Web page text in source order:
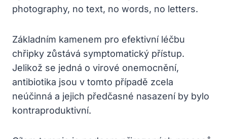
Základním kamenem pro efektivní léčbu
chřipky zůstává symptomatický přístup.
Jelikož se jedná o virové onemocnění,
antibiotika jsou v tomto případě zcela
neúčinná a jejich předčasné nasazení by bylo
kontraproduktivní.